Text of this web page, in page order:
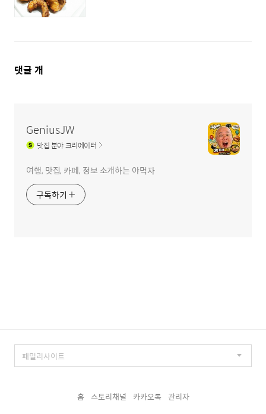
댓
댓글 개
GeniusJW
맛집분야 크리에이터
여행, 맛집, 카페, 정보 소개하는 야먹자
구독하기
홈 스토리채널 카카오톡 관리자